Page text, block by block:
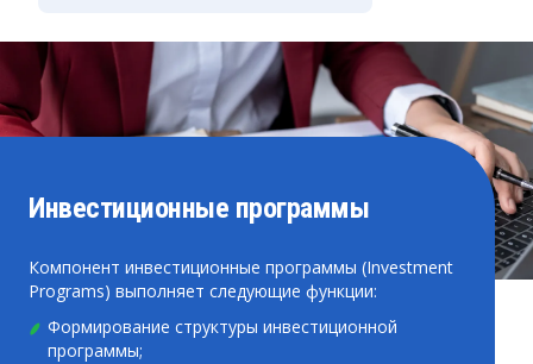
Инвестиционные программы
Компонент инвестиционные программы (Investment
Programs) выполняет следующие функции:
Формирование структуры инвестиционной
программы;